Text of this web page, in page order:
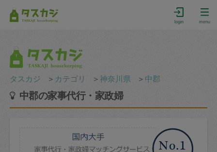
login menu
タスカジ ＞ カテゴリ ＞神奈川県 ＞ 中郡
中郡の家事代行・家政婦